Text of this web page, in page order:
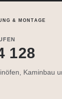
& MONTAGE
128
Kaminbau